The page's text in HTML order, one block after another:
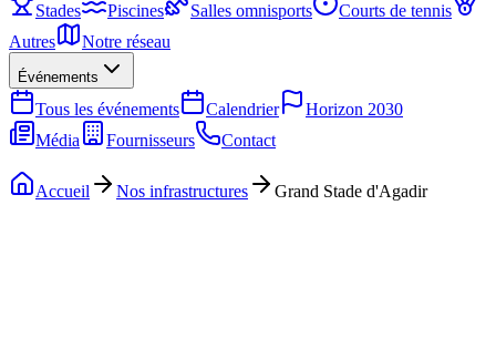
Stades Piscines Salles omnisports
Courts de tennis
Autres
Notre réseau
Événements
Tous les événements Calendrier
Horizon 2030
Média
Fournisseurs Contact
Accueil Nos infrastructures Grand Stade d'Agadir